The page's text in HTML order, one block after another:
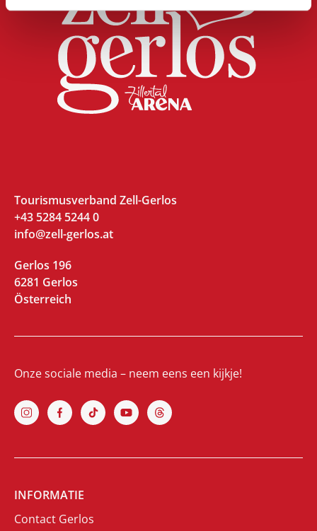
Tourismusverband Zell-Gerlos
+43 5284 5244 0
info@zell-gerlos.at
Gerlos 196
6281 Gerlos
Österreich
Onze sociale media – neem eens een kijkje!
INFORMATIE
Contact Gerlos